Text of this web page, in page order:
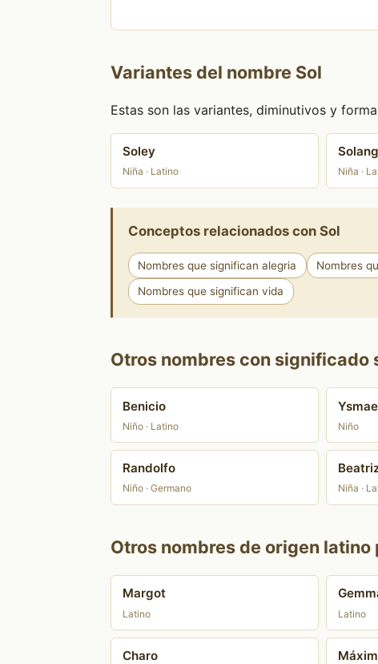
Variantes del nombre Sol
Estas son las variantes, diminutivos y
Soley
Niña · Latino Niña ·
Conceptos relacionados con Sol
Nombres que significan alegria Nombres
Nombres que significan vida
Otros nombres con significado
Benicio
Niño · Latino Niño
Randolfo
Niño · Germano Niña ·
Otros nombres de origen latino
Margot
Latino Latino
Charo